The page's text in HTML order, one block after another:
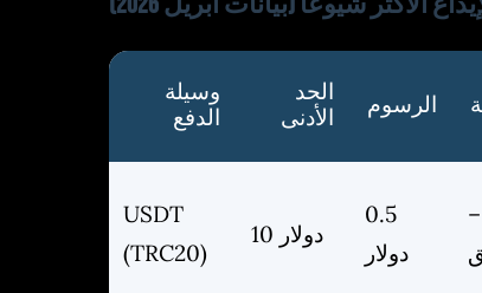
وسيلة
الدفع
الحد
الأدنى
الرسوم
USDT
(TRC20)
10 دولار
0.5
دولار